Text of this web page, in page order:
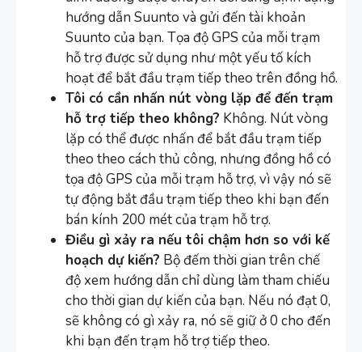
hướng dẫn Suunto và gửi đến tài khoản
Suunto của bạn. Tọa độ GPS của mỗi trạm
hỗ trợ được sử dụng như một yếu tố kích
hoạt để bắt đầu trạm tiếp theo trên đồng hồ.
Tôi có cần nhấn nút vòng lặp để đến trạm
hỗ trợ tiếp theo không? Không. Nút vòng
lặp có thể được nhấn để bắt đầu trạm tiếp
theo theo cách thủ công, nhưng đồng hồ có
tọa độ GPS của mỗi trạm hỗ trợ, vì vậy nó sẽ
tự động bắt đầu trạm tiếp theo khi bạn đến
bán kính 200 mét của trạm hỗ trợ.
Điều gì xảy ra nếu tôi chậm hơn so với kế
hoạch dự kiến? Bộ đếm thời gian trên chế
độ xem hướng dẫn chỉ dùng làm tham chiếu
cho thời gian dự kiến của bạn. Nếu nó đạt 0,
sẽ không có gì xảy ra, nó sẽ giữ ở 0 cho đến
khi bạn đến trạm hỗ trợ tiếp theo.